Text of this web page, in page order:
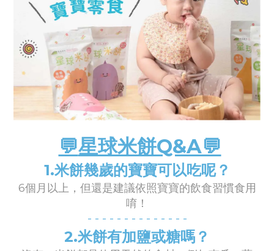
💬星球米餅Q&A💬
1.米餅幾歲的寶寶可以吃呢？
6個月以上，但還是建議依照寶寶的飲食習慣食用
唷！
- - - - - - - - - - - - - -
2.米餅有加鹽或糖嗎？